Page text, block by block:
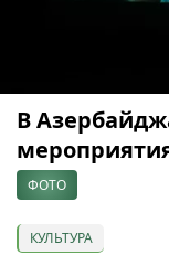
В
ФОТО
КУЛЬТУРА